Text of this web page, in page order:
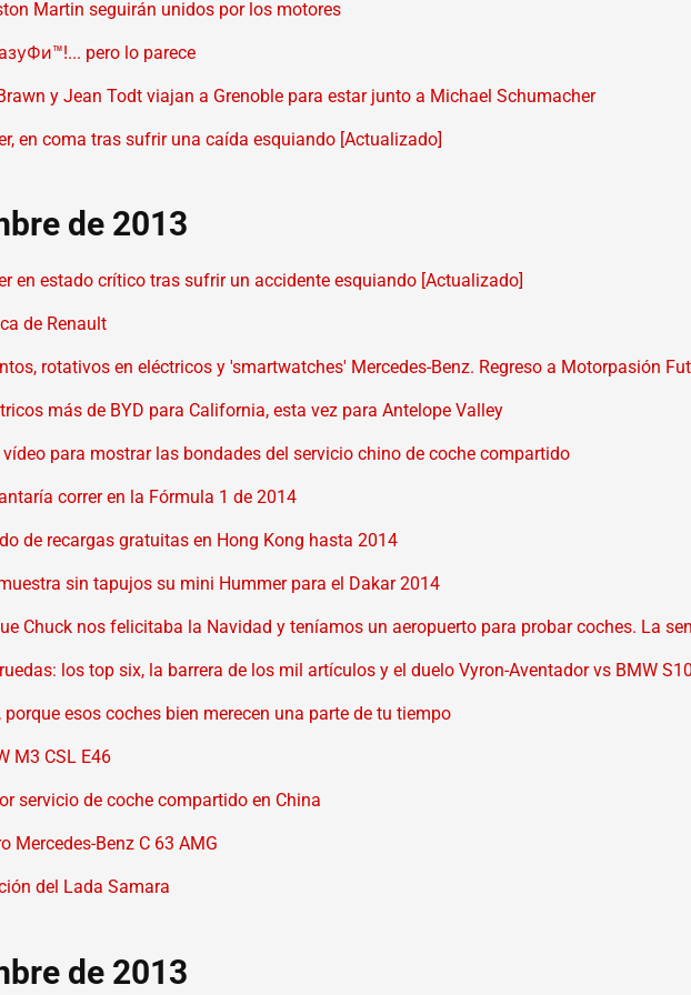
Martin seguirán unidos por los motores
pero lo parece
y Jean Todt viajan a Grenoble para estar junto a Michael Schumacher
en coma tras sufrir una caída esquiando [Actualizado]
de 2013
en estado crítico tras sufrir un accidente esquiando [Actualizado]
de Renault
rotativos en eléctricos y 'smartwatches' Mercedes-Benz. Regreso a Motorpasión
más de BYD para California, esta vez para Antelope Valley
para mostrar las bondades del servicio chino de coche compartido
correr en la Fórmula 1 de 2014
de recargas gratuitas en Hong Kong hasta 2014
sin tapujos su mini Hummer para el Dakar 2014
Chuck nos felicitaba la Navidad y teníamos un aeropuerto para probar coches. La
los top six, la barrera de los mil artículos y el duelo Vyron-Aventador vs BMW
esos coches bien merecen una parte de tu tiempo
M3 CSL E46
servicio de coche compartido en China
Mercedes-Benz C 63 AMG
del Lada Samara
de 2013